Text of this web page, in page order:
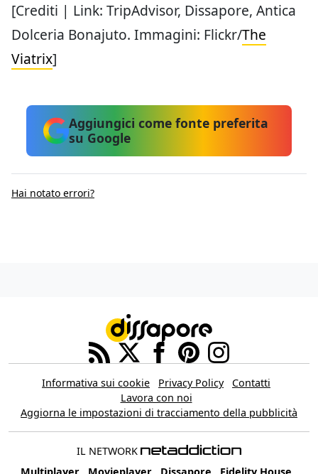
[Crediti | Link: TripAdvisor, Dissapore, Antica
Dolceria Bonajuto. Immagini: Flickr/The
Viatrix]
Aggiungici come fonte preferita
su Google
Hai notato errori?
Informativa sui cookie Privacy Policy
Contatti
Lavora con noi
Aggiorna le impostazioni di tracciamento della pubblicità
IL NETWORK